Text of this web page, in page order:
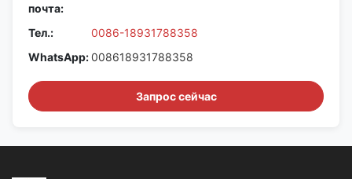
почта:
Тел.:
0086-18931788358
WhatsApp:008618931788358
Запрос сейчас